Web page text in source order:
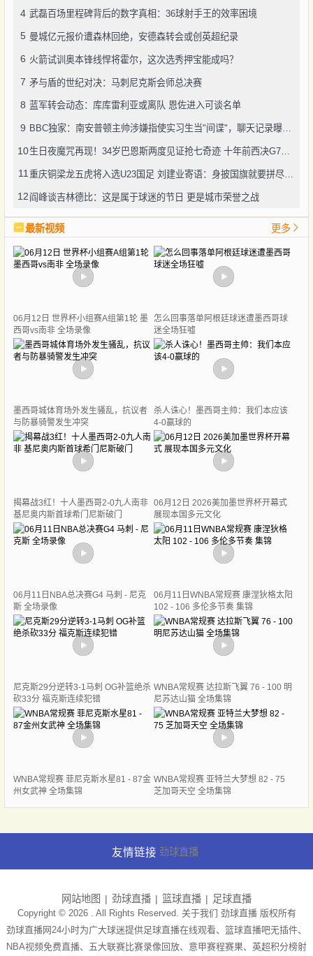
4 武磊百场里程碑背后的数字真相：36球射手王的效率困境
5 曼城亿元报价遭森林回绝，安德森转会或创英超纪录
6 火箭试训奥本锋线悍将霍尔，这次选秀押宝能成吗？
7 矛与盾的世纪对决：马刺尼克斯会师总决赛
8 蓝军转会动态：库库雷利亚或离队 恩佐进入可谈名单
9 BBC独家：南安普顿主帅涉嫌指使实习生当"间谍"，聊天记录曝光引轩然大波
10 生日夜魔咒再现！34岁巴恩斯两度见证抢七奇迹 十年前西决G7也曾送雷霆回家
11 重庆铜梁龙五虎将入选U23国足 刘建业寄语：身披国旗就要拼尽全力
12 阎峰谈吉林德比：这是属于球迷的节日 更是城市荣誉之战
最新视频 更多
06月12日 世界杯小组赛A组第1轮 墨
西哥vs南非 全场录像
怎么回事落单阿根廷球迷遭墨西哥球
迷全场狂嘘
墨西哥城体育场外发生骚乱，抗议者
与防暴骑警发生冲突
杀人诛心！墨西哥主帅：我们本应该
4-0赢球的
揭幕战3红！十人墨西哥2-0九人南非
基尼奥内斯首球希门尼斯破门
06月12日 2026美加墨世界杯开幕式
展现本国多元文化
06月11日NBA总决赛G4 马刺 - 尼克
斯 全场录像
06月11日WNBA常规赛 康涅狄格太阳
102 - 106 多伦多节奏 集锦
尼克斯29分逆转3-1马刺 OG补篮绝杀
砍33分 福克斯连续犯错
WNBA常规赛 达拉斯飞翼 76 - 100 明
尼苏达山猫 全场集锦
WNBA常规赛 菲尼克斯水星81 - 87金
州女武神 全场集锦
WNBA常规赛 亚特兰大梦想 82 - 75
芝加哥天空 全场集锦
友情链接 劲球直播
网站地图 劲球直播 篮球直播 足球直播
Copyright © 2026 . All Rights Reserved. 关于我们 劲球直播版权所有
劲球直播网24小时为广大球迷提供足球直播在线观看、篮球直播吧无插件、
NBA视频免费直播、五大联赛比赛录像回放、意甲赛程赛果、英超积分榜射